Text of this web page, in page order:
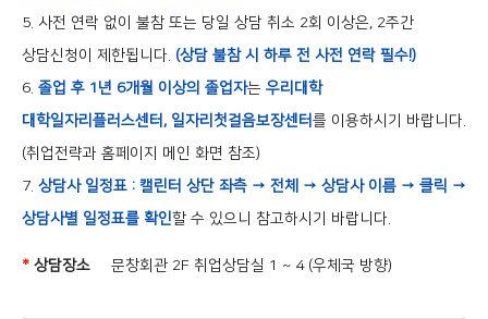
5. 사전 연락 없이 불참 또는 당일 상담 취소 2회 이상은, 2주간
상담신청이 제한됩니다. (상담 불참 시 하루 전 사전 연락 필수!)
6. 졸업 후 1년 6개월 이상의 졸업자는 우리대학
대학일자리플러스센터, 일자리첫걸음보장센터를 이용하시기 바랍니다.
(취업전략과 홈페이지 메인 화면 참조)
7. 상담사 일정표 : 캘린터 상단 좌측 → 전체 → 상담사 이름 → 클릭 →
상담사별 일정표를 확인할 수 있으니 참고하시기 바랍니다.
* 상담장소 문창회관 2F 취업상담실 1 ~ 4 (우체국 방향)